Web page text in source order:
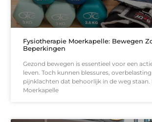
Fysiotherapie Moerkapelle: Bewegen
Beperkingen
Gezond bewegen is essentieel voor een
leven. Toch kunnen blessures,
pijnklachten dat behoorlijk in de weg staan.
Moerkapelle